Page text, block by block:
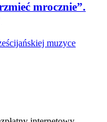
mrocznie”.
muzyce